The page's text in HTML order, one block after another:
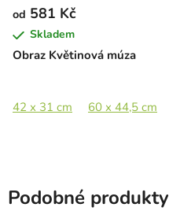
Obraz Květinová múza
od 581 Kč
Skladem
42 x 31 cm 60 x 44,5 cm
Podobné produkty